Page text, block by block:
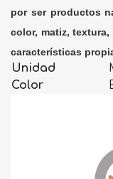
por ser productos
color, matiz,
características
Unidad
Color